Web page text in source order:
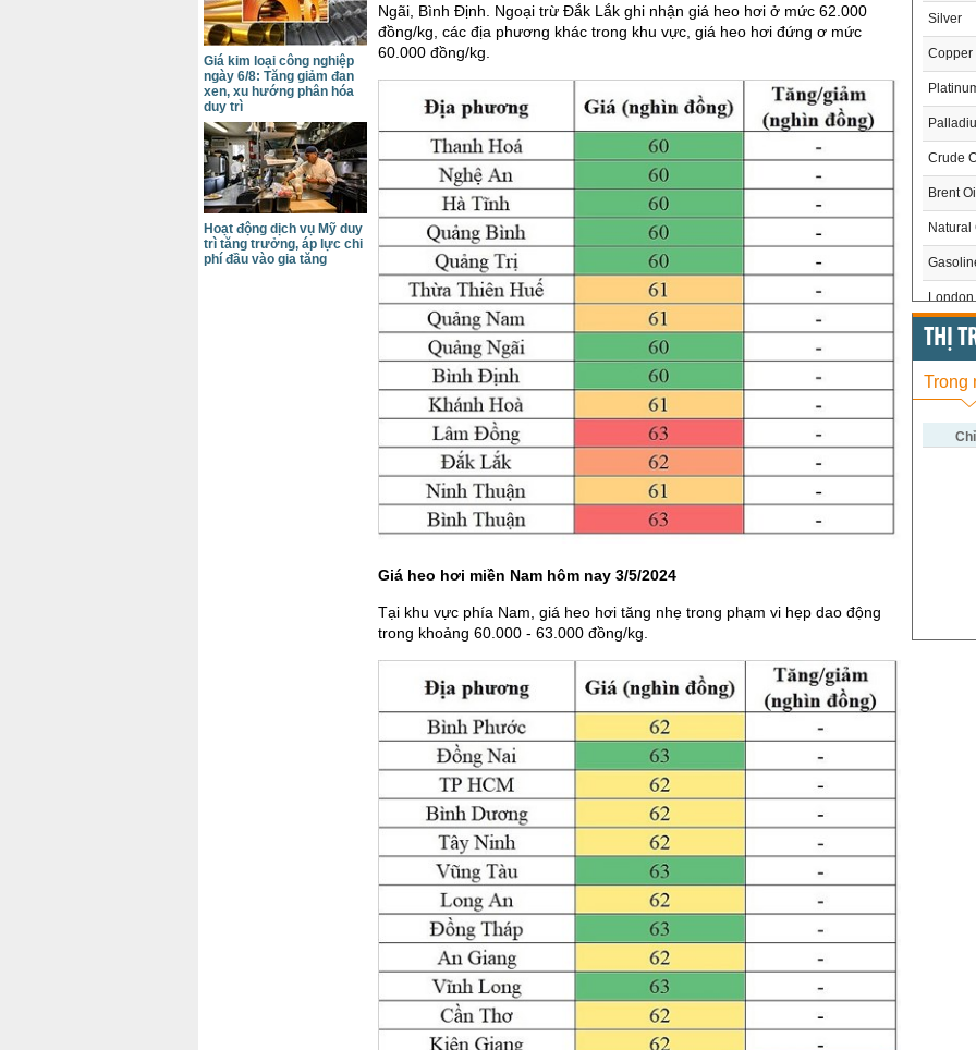
Ngãi, Bình Định. Ngoại trừ Đắk Lắk ghi nhận giá heo hơi ở mức 62.000
đồng/kg, các địa phương khác trong khu vực, giá heo hơi đứng ơ mức
60.000 đồng/kg.
Giá heo hơi miền Nam hôm nay 3/5/2024
Tại khu vực phía Nam, giá heo hơi tăng nhẹ trong phạm vi hẹp dao động
trong khoảng 60.000 - 63.000 đồng/kg.
Giá kim loại công nghiệp
ngày 6/8: Tăng giảm đan
xen, xu hướng phân hóa
duy trì
Hoạt động dịch vụ Mỹ duy
trì tăng trưởng, áp lực chi
phí đầu vào gia tăng
Silver
Copper
Crude
Brent
Natural
London
US
US
US
THỊ
Trong